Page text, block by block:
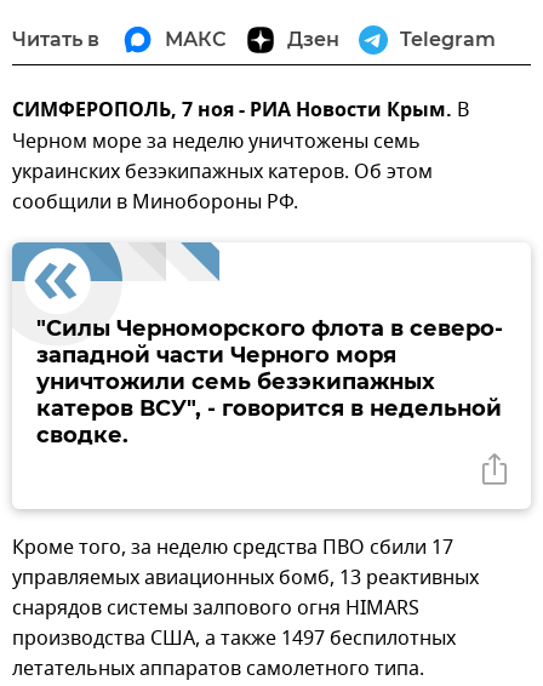
Читать в МАКС Дзен Telegram
СИМФЕРОПОЛЬ, 7 ноя - РИА Новости Крым. В
Черном море за неделю уничтожены семь
украинских безэкипажных катеров. Об этом
сообщили в Минобороны РФ.
"Силы Черноморского флота в северо-
западной части Черного моря
уничтожили семь безэкипажных
катеров ВСУ", - говорится в недельной
сводке.
Кроме того, за неделю средства ПВО сбили 17
управляемых авиационных бомб, 13 реактивных
снарядов системы залпового огня HIMARS
производства США, а также 1497 беспилотных
летательных аппаратов самолетного типа.